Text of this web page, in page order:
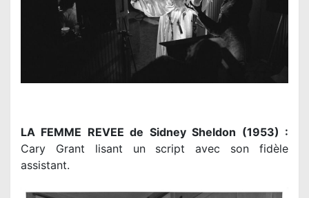
LA FEMME REVEE de Sidney Sheldon (1953) :
Cary Grant lisant un script avec son fidèle
assistant.